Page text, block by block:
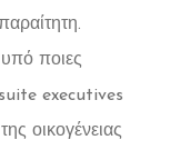
υπό ποιες
executives
οικογένειας